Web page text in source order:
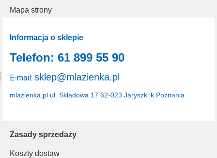
Mapa strony
Zasady sprzedaży
Koszty dostaw
Informacja o sklepie
mlazienka.pl ul. Składowa 17 62-023 Jaryszki k.Poznania
Telefon: 61 899 55 90
E-mail: sklep@mlazienka.pl